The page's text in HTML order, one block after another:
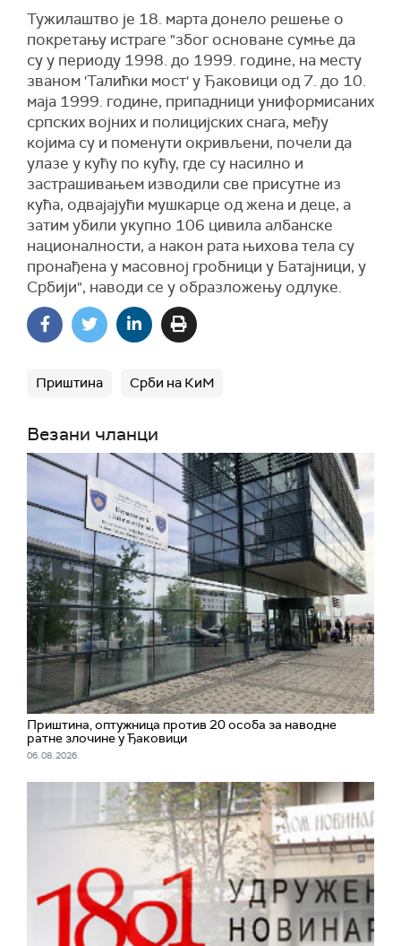
Тужилаштво је 18. марта донело решење о
покретању истраге "због основане сумње да
су у периоду 1998. до 1999. године, на месту
званом 'Талићки мост' у Ђаковици од 7. до 10.
маја 1999. године, припадници униформисаних
српских војних и полицијских снага, међу
којима су и поменути окривљени, почели да
улазе у кућу по кућу, где су насилно и
застрашивањем изводили све присутне из
кућа, одвајајући мушкарце од жена и деце, а
затим убили укупно 106 цивила албанске
националности, а након рата њихова тела су
пронађена у масовној гробници у Батајници, у
Србији", наводи се у образложењу одлуке.
Приштина Срби на КиМ
Везани чланци
Приштина, оптужница против 20 особа за наводне
ратне злочине у Ђаковици
06. 08. 2026.